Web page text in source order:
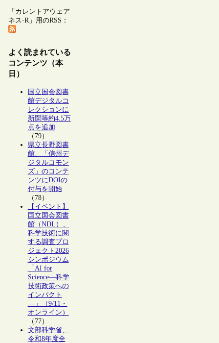
「カレントアウェア
ネス-R」用のRSS：
よく読まれている
コンテンツ（本
日）
国立国会図書
館デジタルコ
レクションに
新聞等約4.5万
点を追加
（79）
県立長野図書
館、「信州デ
ジタルコモン
ズ」のコンテ
ンツにDOIの
付与を開始
（78）
【イベント】
国立国会図書
館（NDL）、
科学技術に関
する調査プロ
ジェクト2026
シンポジウム
「AI for
Science―科学
技術政策への
インパクト
―」（9/11・
オンライン）
（77）
文部科学省、
令和8年度全